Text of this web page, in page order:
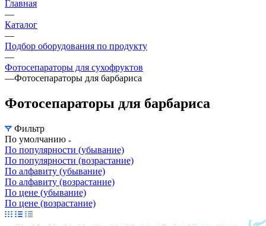
Главная
—
Каталог
—
Подбор оборудования по продукту
—
Фотосепараторы для сухофруктов
—Фотосепараторы для барбариса
Фотосепараторы для барбариса
Фильтр
По умолчанию
По популярности (убывание)
По популярности (возрастание)
По алфавиту (убывание)
По алфавиту (возрастание)
По цене (убывание)
По цене (возрастание)